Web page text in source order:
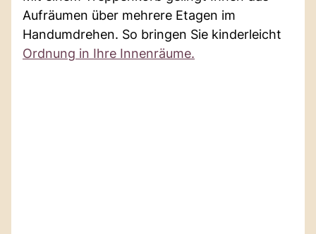
Aufräumen über mehrere Etagen im
Handumdrehen. So bringen Sie kinderleicht
Ordnung in Ihre Innenräume.